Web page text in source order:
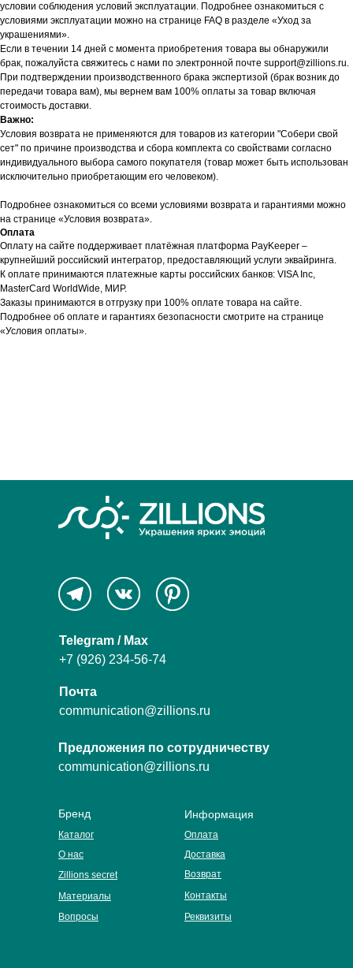
условии соблюдения условий эксплуатации. Подробнее ознакомиться с
условиями эксплуатации можно на странице FAQ в разделе «Уход за
украшениями».
Если в течении 14 дней с момента приобретения товара вы обнаружили
брак, пожалуйста свяжитесь с нами по электронной почте support@zillions.ru.
При подтверждении производственного брака экспертизой (брак возник до
передачи товара вам), мы вернем вам 100% оплаты за товар включая
стоимость доставки.
Важно:
Условия возврата не применяются для товаров из категории "Собери свой
сет" по причине производства и сбора комплекта со свойствами согласно
индивидуального выбора самого покупателя (товар может быть использован
исключительно приобретающим его человеком).
Подробнее ознакомиться со всеми условиями возврата и гарантиями можно
на странице «Условия возврата».
Оплата
Оплату на сайте поддерживает платёжная платформа PayKeeper –
крупнейший российский интегратор, предоставляющий услуги эквайринга.
К оплате принимаются платежные карты российских банков: VISA Inc,
MasterCard WorldWide, МИР.
Заказы принимаются в отгрузку при 100% оплате товара на сайте.
Подробнее об оплате и гарантиях безопасности смотрите на странице
«Условия оплаты».
Предложения по сотрудничеству
communication@zillions.ru
Почта
communication@zillions.ru
Контакты
Вопросы
Материалы
О нас
Zillions secret
Возврат
Доставка
Оплата
Реквизиты
Информация
Бренд
Каталог
Telegram / Max
+7 (926) 234-56-74